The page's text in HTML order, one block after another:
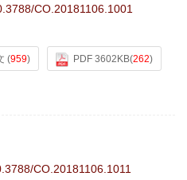
CO.20181106.1001
(959) PDF 3602KB(262)
CO.20181106.1011